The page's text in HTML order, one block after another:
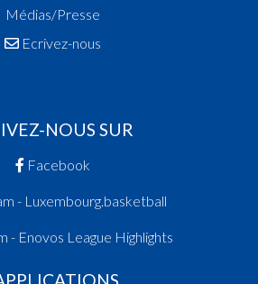
Médias/Presse
Ecrivez-nous
NOUS SUR
Facebook
- Luxembourg.basketball
- Enovos League Highlights